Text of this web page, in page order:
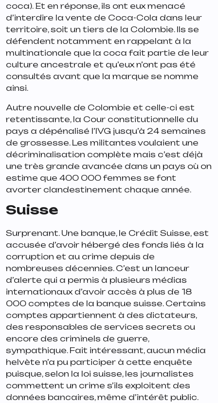
coca). Et en réponse, ils ont eux menacé
d’interdire la vente de Coca-Cola dans leur
territoire, soit un tiers de la Colombie. Ils se
défendent notamment en rappelant à la
multinationale que la coca fait partie de leur
culture ancestrale et qu’eux n’ont pas été
consultés avant que la marque se nomme
ainsi.
Autre nouvelle de Colombie et celle-ci est
retentissante, la Cour constitutionnelle du
pays a dépénalisé l’IVG jusqu’à 24 semaines
de grossesse. Les militantes voulaient une
décriminalisation complète mais c’est déjà
une très grande avancée dans un pays où on
estime que 400 000 femmes se font
avorter clandestinement chaque année.
Suisse
Surprenant. Une banque, le Crédit Suisse, est
accusée d’avoir hébergé des fonds liés à la
corruption et au crime depuis de
nombreuses décennies. C’est un lanceur
d’alerte qui a permis à plusieurs médias
internationaux d’avoir accès à plus de 18
000 comptes de la banque suisse. Certains
comptes appartiennent à des dictateurs,
des responsables de services secrets ou
encore des criminels de guerre,
sympathique. Fait intéressant, aucun média
helvète n’a pu participer à cette enquête
puisque, selon la loi suisse, les journalistes
commettent un crime s’ils exploitent des
données bancaires, même d’intérêt public.